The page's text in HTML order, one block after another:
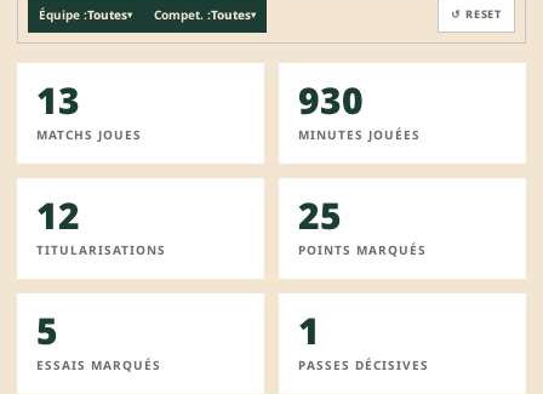
Équipe :Toutes▾ Compet. :Toutes▾ ↺ RESET
13
MATCHS JOUES
930
MINUTES JOUÉES
12
TITULARISATIONS
25
POINTS MARQUÉS
5
ESSAIS MARQUÉS
1
PASSES DÉCISIVES